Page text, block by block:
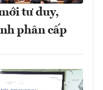
tư duy,
phân cấp